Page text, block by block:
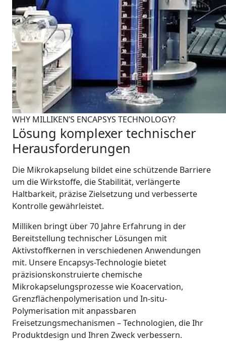
WHY MILLIKEN’S ENCAPSYS TECHNOLOGY?
Lösung komplexer technischer
Herausforderungen
Die Mikrokapselung bildet eine schützende Barriere
um die Wirkstoffe, die Stabilität, verlängerte
Haltbarkeit, präzise Zielsetzung und verbesserte
Kontrolle gewährleistet.
Milliken bringt über 70 Jahre Erfahrung in der
Bereitstellung technischer Lösungen mit
Aktivstoffkernen in verschiedenen Anwendungen
mit. Unsere Encapsys-Technologie bietet
präzisionskonstruierte chemische
Mikrokapselungsprozesse wie Koacervation,
Grenzflächenpolymerisation und In-situ-
Polymerisation mit anpassbaren
Freisetzungsmechanismen – Technologien, die Ihr
Produktdesign und Ihren Zweck verbessern.